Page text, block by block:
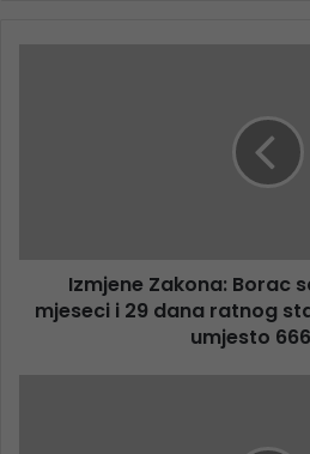
Izmjene Zakona: Borac
mjeseci i 29 dana ratnog
umjesto